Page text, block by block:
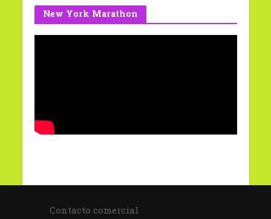
New York Marathon
Contacto comercial